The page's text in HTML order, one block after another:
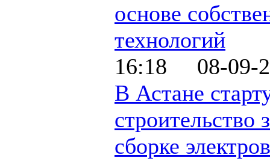
основе
технологий
16:18 08-09-
В Астане
строительство
сборке